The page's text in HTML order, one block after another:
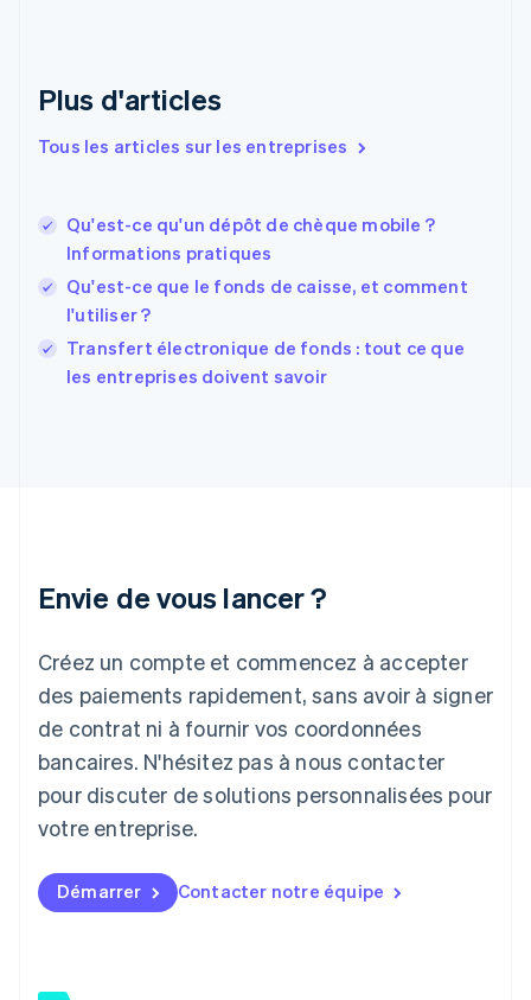
Plus d'articles
Tous les articles sur les entreprises
Qu'est-ce qu'un dépôt de chèque mobile ?
Informations pratiques
Qu'est-ce que le fonds de caisse, et comment
l'utiliser ?
Transfert électronique de fonds : tout ce que
les entreprises doivent savoir
Envie de vous lancer ?
Créez un compte et commencez à accepter
des paiements rapidement, sans avoir à signer
de contrat ni à fournir vos coordonnées
bancaires. N'hésitez pas à nous contacter
pour discuter de solutions personnalisées pour
votre entreprise.
Démarrer Contacter notre équipe
Estonie
États-Unis
EnglishSvenska
France
Gibraltar
English
Grèce
Hongrie
日本語 English
English
Liechtenstein
Deutsch English
Lituanie
English
Luxembourg
FrançaisDeutschEnglish
Malaisie
Malte
English
Mexique